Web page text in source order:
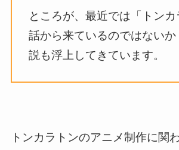
ところが、最近では「トン
話から来ているのではないか
説も浮上してきています。
トンカラトンのアニメ制作に関